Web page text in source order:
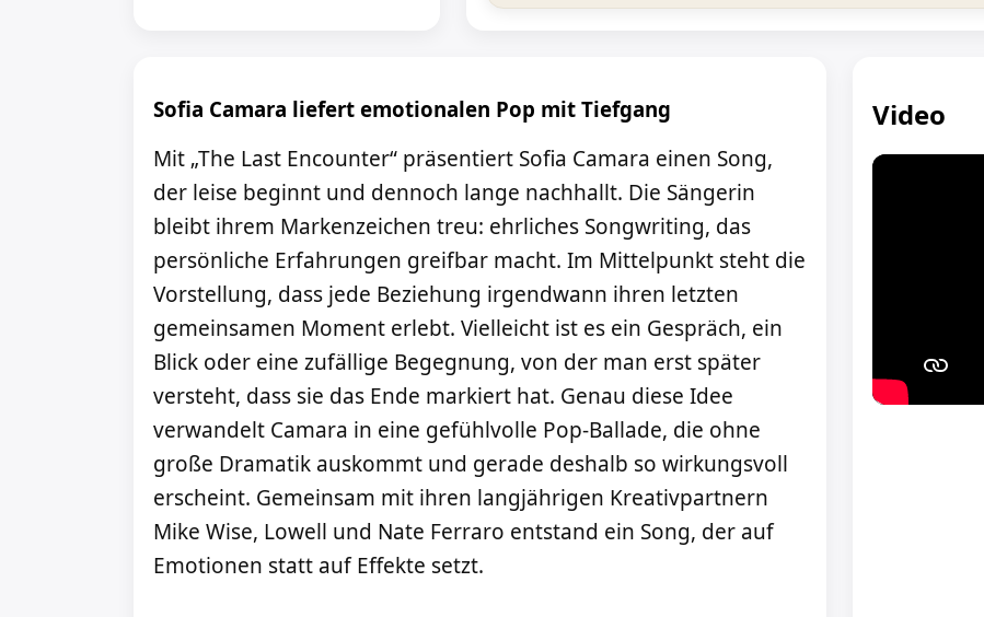
Sofia Camara liefert emotionalen Pop mit Tiefgang
Mit „The Last Encounter“ präsentiert Sofia Camara einen Song,
der leise beginnt und dennoch lange nachhallt. Die Sängerin
bleibt ihrem Markenzeichen treu: ehrliches Songwriting, das
persönliche Erfahrungen greifbar macht. Im Mittelpunkt steht die
Vorstellung, dass jede Beziehung irgendwann ihren letzten
gemeinsamen Moment erlebt. Vielleicht ist es ein Gespräch, ein
Blick oder eine zufällige Begegnung, von der man erst später
versteht, dass sie das Ende markiert hat. Genau diese Idee
verwandelt Camara in eine gefühlvolle Pop-Ballade, die ohne
große Dramatik auskommt und gerade deshalb so wirkungsvoll
erscheint. Gemeinsam mit ihren langjährigen Kreativpartnern
Mike Wise, Lowell und Nate Ferraro entstand ein Song, der auf
Emotionen statt auf Effekte setzt.
Video